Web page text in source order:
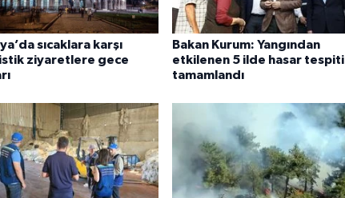
sıcaklara karşı
ziyaretlere gece
Bakan Kurum: Yangından
etkilenen 5 ilde hasar tespiti
tamamlandı